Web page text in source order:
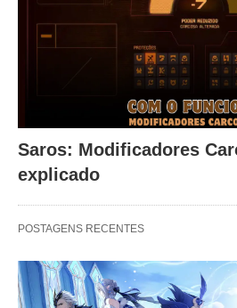
Saros: Modificadores
explicado
POSTAGENS RECENTES